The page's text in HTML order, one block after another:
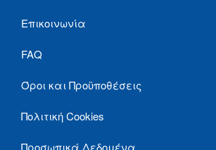
Επικοινωνία
FAQ
Όροι και Προϋποθέσεις
Πολιτική Cookies
Προσωπικά Δεδομένα